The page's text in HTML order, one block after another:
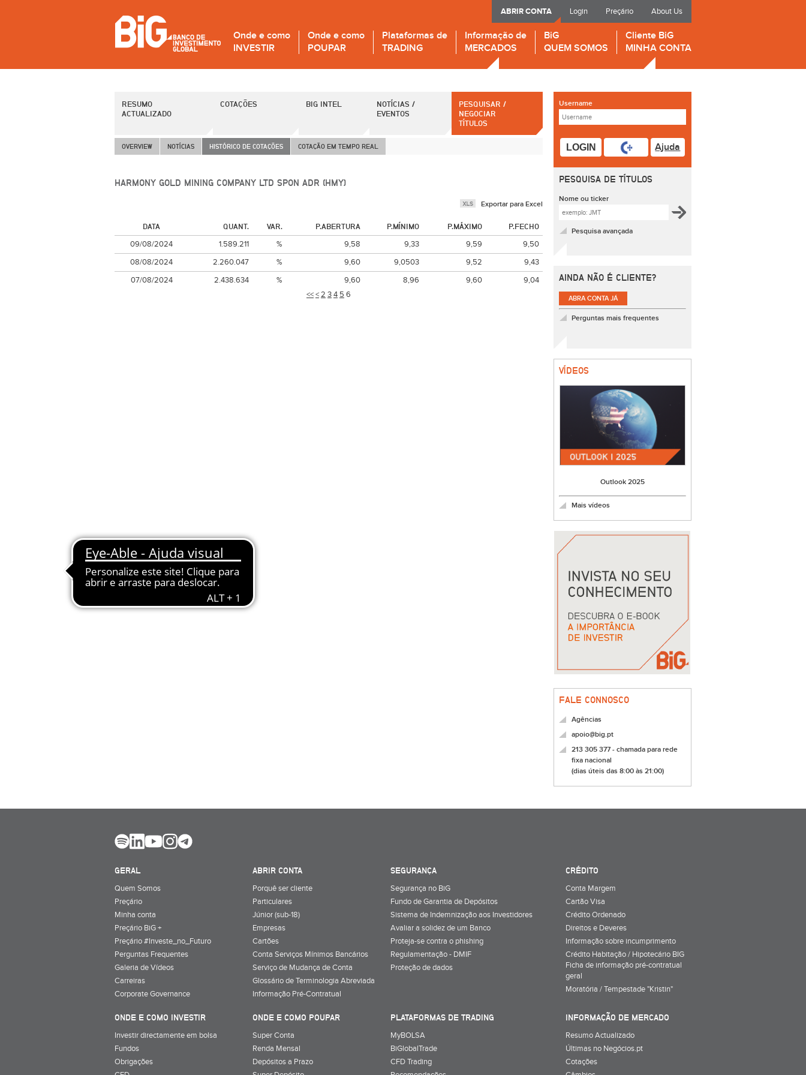
Login Preçário About Us
ABRIR CONTA
Onde e como
INVESTIR
Onde e como
POUPAR
Plataformas de
TRADING
Informação de
MERCADOS
BiG
QUEM SOMOS
Cliente BiG
MINHA CONTA
RESUMO
ACTUALIZADO
COTAÇÕES BIG INTEL
NOTÍCIAS /
EVENTOS
PESQUISAR /
NEGOCIAR
TÍTULOS
OVERVIEW NOTÍCIAS HISTÓRICO DE COTAÇÕES COTAÇÃO EM TEMPO REAL
HARMONY GOLD MINING COMPANY LTD SPON ADR (HMY)
Exportar para Excel
DATA QUANT. VAR. P.ABERTURA P.MÍNIMO P.MÁXIMO P.FECHO
<<<2 34 5 6
09/08/2024 1.589.211 % 9,58 9,33 9,59
9,50
08/08/2024
2.260.047 % 9,60 9,0503 9,52
9,43
07/08/2024
2.438.634 % 9,60 8,96 9,60 9,04
Username
LOGIN Ajuda
PESQUISA DE TÍTULOS
Nome ou ticker
Pesquisa avançada
AINDA NÃO É CLIENTE?
ABRA CONTA JÁ
Perguntas mais frequentes
VÍDEOS
Outlook 2025
Mais vídeos
FALE CONNOSCO
Agências
apoio@big.pt
213 305 377 - chamada para rede
fixa nacional
(dias úteis das 8:00 às 21:00)
GERAL
Quem Somos
Preçário
Minha conta
Preçário BiG +
Preçário #Investe_no_Futuro
Perguntas Frequentes
Galeria de Vídeos
Carreiras
Corporate Governance
ABRIR CONTA
Porquê ser cliente
Particulares
Júnior (sub-18)
Empresas
Cartões
Conta Serviços Mínimos Bancários
Serviço de Mudança de Conta
Glossário de Terminologia Abreviada
Informação Pré-Contratual
SEGURANÇA
Segurança no BiG
Fundo de Garantia de Depósitos
Sistema de Indemnização aos Investidores
Avaliar a solidez de um Banco
Proteja-se contra o phishing
Regulamentação - DMIF
Proteção de dados
CRÉDITO
Conta Margem
Cartão Visa
Crédito Ordenado
Direitos e Deveres
Informação sobre incumprimento
Crédito Habitação / Hipotecário BIG
Ficha de informação pré-contratual
geral
Moratória / Tempestade "Kristin"
ONDE E COMO INVESTIR
Investir directamente em bolsa
Fundos
Obrigações
ONDE E COMO POUPAR
Super Conta
Renda Mensal
Depósitos a Prazo
PLATAFORMAS DE TRADING
MyBOLSA
BiGlobalTrade
CFD Trading
INFORMAÇÃO DE MERCADO
Resumo Actualizado
Últimas no Negócios.pt
Cotações